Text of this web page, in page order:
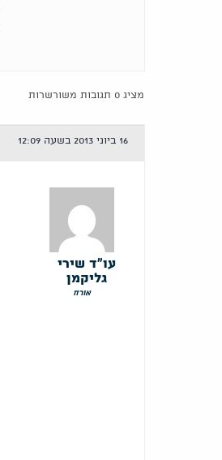
מציג 0 תגובות משורשרות
16 ביוני 2013 בשעה 12:09
עו"ד שירי
גליקמן
אורח